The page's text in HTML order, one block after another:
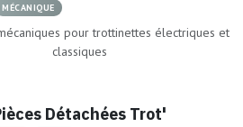
MÉCANIQUE
pour trottinettes électriques et
classiques
Détachées Trot'